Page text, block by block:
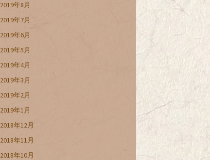
2019年8月
2019年7月
2019年6月
2019年5月
2019年4月
2019年3月
2019年2月
2019年1月
2018年12月
2018年11月
2018年10月